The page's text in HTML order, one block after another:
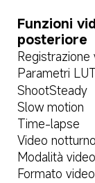
Funzioni
posteriore
Registrazione
Parametri
ShootSteady
Slow motion
Time-lapse
Video notturno
Modalità
Formato